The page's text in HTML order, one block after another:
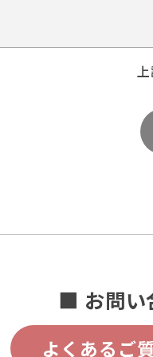
■ お問い
よくあるご